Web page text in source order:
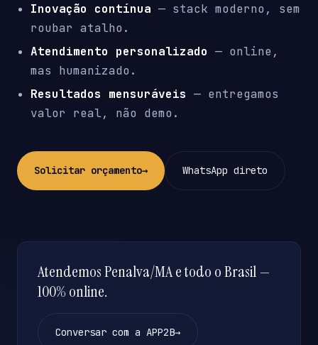
Inovação contínua — stack moderno, sem
roubar atalho.
Atendimento personalizado — online,
mas humanizado.
Resultados mensuráveis — entregamos
valor real, não demo.
Solicitar orçamento→ WhatsApp direto
Atendemos Penalva/MA e todo o Brasil —
100% online.
Conversar com a APP2B→